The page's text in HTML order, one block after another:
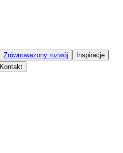
Zrównoważony rozwój
Inspiracje
Kontakt